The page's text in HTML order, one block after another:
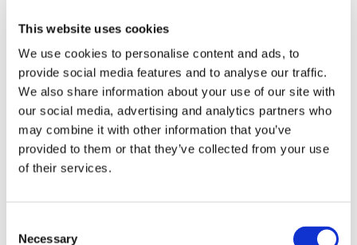
This website uses cookies
We use cookies to personalise content and ads, to
provide social media features and to analyse our traffic.
We also share information about your use of our site with
our social media, advertising and analytics partners who
may combine it with other information that you’ve
provided to them or that they’ve collected from your use
of their services.
Selection
Necessary
重要的是要注意，大部分非運動性熱量消耗的活動強度太
低，無法改善您的健康狀況，因此應用於補充（而不是替
代）每天至少 20-30 分鐘中等/劇烈活動的目標。